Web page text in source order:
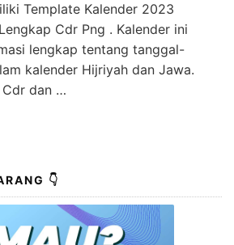
Template Kalender 2023
Cdr Png . Kalender ini
lengkap tentang tanggal-
kalender Hijriyah dan Jawa.
dan …
👇